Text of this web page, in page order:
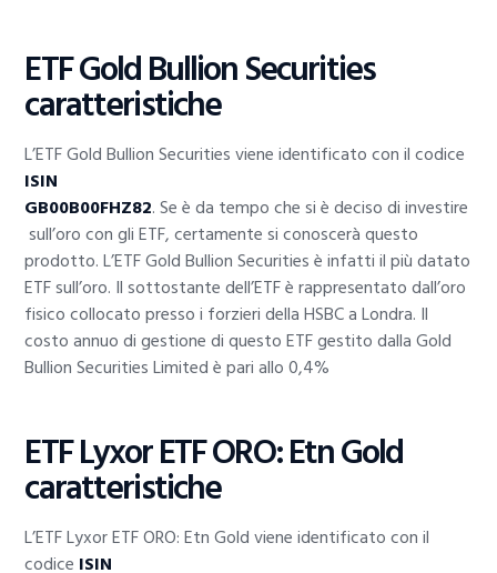
ETF Gold Bullion Securities
caratteristiche
L’ETF Gold Bullion Securities viene identificato con il codice
ISIN
GB00B00FHZ82. Se è da tempo che si è deciso di investire
sull’oro con gli ETF, certamente si conoscerà questo
prodotto. L’ETF Gold Bullion Securities è infatti il più datato
ETF sull’oro. Il sottostante dell’ETF è rappresentato dall’oro
fisico collocato presso i forzieri della HSBC a Londra. Il
costo annuo di gestione di questo ETF gestito dalla Gold
Bullion Securities Limited è pari allo 0,4%
ETF Lyxor ETF ORO: Etn Gold
caratteristiche
L’ETF Lyxor ETF ORO: Etn Gold viene identificato con il
codice ISIN